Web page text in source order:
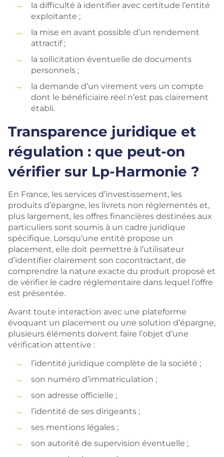
la difficulté à identifier avec certitude l’entité
exploitante ;
la mise en avant possible d’un rendement
attractif ;
la sollicitation éventuelle de documents
personnels ;
la demande d’un virement vers un compte
dont le bénéficiaire réel n’est pas clairement
établi.
Transparence juridique et
régulation : que peut-on
vérifier sur Lp-Harmonie ?
En France, les services d’investissement, les
produits d’épargne, les livrets non réglementés et,
plus largement, les offres financières destinées aux
particuliers sont soumis à un cadre juridique
spécifique. Lorsqu’une entité propose un
placement, elle doit permettre à l’utilisateur
d’identifier clairement son cocontractant, de
comprendre la nature exacte du produit proposé et
de vérifier le cadre réglementaire dans lequel l’offre
est présentée.
Avant toute interaction avec une plateforme
évoquant un placement ou une solution d’épargne,
plusieurs éléments doivent faire l’objet d’une
vérification attentive :
l’identité juridique complète de la société ;
son numéro d’immatriculation ;
son adresse officielle ;
l’identité de ses dirigeants ;
ses mentions légales ;
son autorité de supervision éventuelle ;